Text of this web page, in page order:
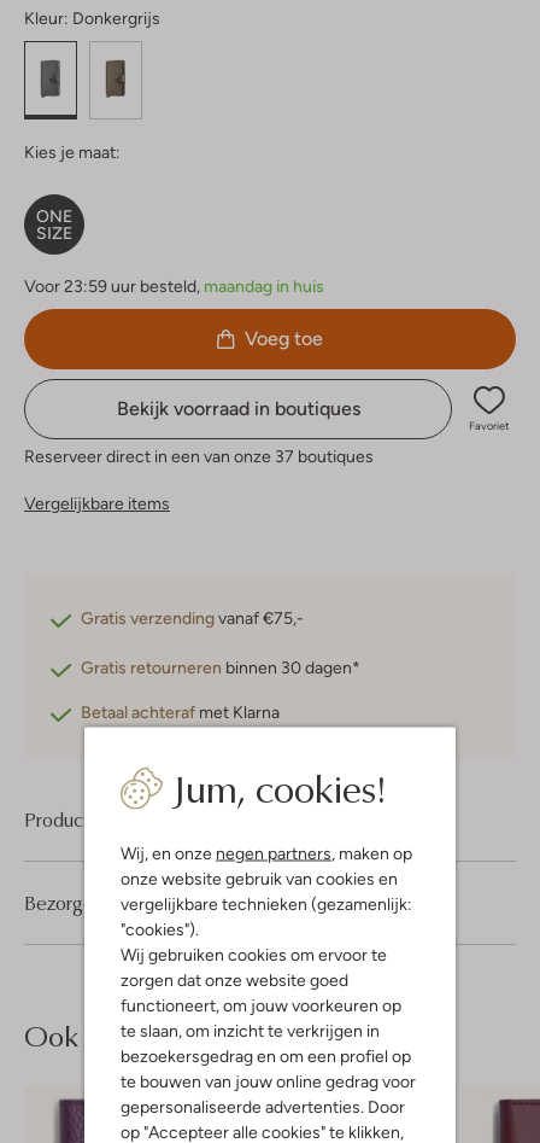
Jum, cookies!
Wij, en onze negen partners, maken op
onze website gebruik van cookies en
vergelijkbare technieken (gezamenlijk:
"cookies").
Wij gebruiken cookies om ervoor te
zorgen dat onze website goed
functioneert, om jouw voorkeuren op
te slaan, om inzicht te verkrijgen in
bezoekersgedrag en om een profiel op
te bouwen van jouw online gedrag voor
gepersonaliseerde advertenties. Door
op "Accepteer alle cookies" te klikken,
Kleur: Donkergrijs
Kies je maat:
ONE
SIZE
Voor 23:59 uur besteld, maandag in huis
Voeg toe
Bekijk voorraad in boutiques
Favoriet
Reserveer direct in een van onze 37 boutiques
Vergelijkbare items
Gratis verzendingvanaf €75,-
Gratis retourneren binnen 30 dagen*
Betaal achteraf met Klarna
Product informatie
Bezorgen & retourneren
Ook iets voor jou?